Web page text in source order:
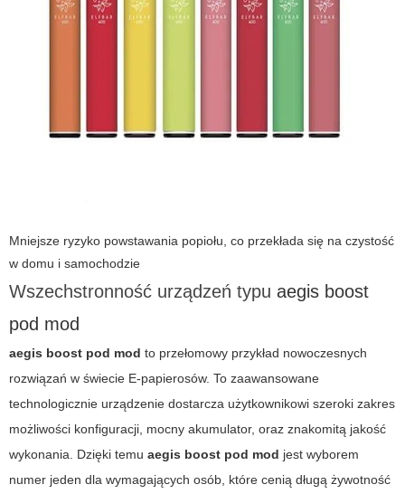
Mniejsze ryzyko powstawania popiołu, co przekłada się na czystość
w domu i samochodzie
Wszechstronność urządzeń typu aegis boost
pod mod
aegis boost pod mod to przełomowy przykład nowoczesnych
rozwiązań w świecie E-papierosów. To zaawansowane
technologicznie urządzenie dostarcza użytkownikowi szeroki zakres
możliwości konfiguracji, mocny akumulator, oraz znakomitą jakość
wykonania. Dzięki temu aegis boost pod mod jest wyborem
numer jeden dla wymagających osób, które cenią długą żywotność